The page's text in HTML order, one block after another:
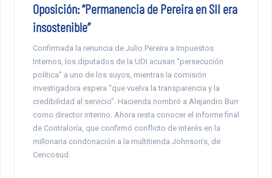
Oposición: “Permanencia de Pereira en SII era
insostenible”
Confirmada la renuncia de Julio Pereira a Impuestos
Internos, los diputados de la UDI acusan “persecución
política” a uno de los suyos, mientras la comisión
investigadora espera “que vuelva la transparencia y la
credibilidad al servicio”. Hacienda nombró a Alejandro Burr
como director interino. Ahora resta conocer el informe final
de Contraloría, que confirmó conflicto de interés en la
millonaria condonación a la multitienda Johnson’s, de
Cencosud.